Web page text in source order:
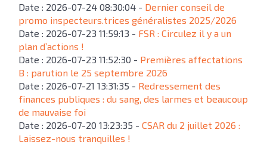
Date : 2026-07-24 08:30:04 - Dernier conseil de
promo inspecteurs.trices généralistes 2025/2026
Date : 2026-07-23 11:59:13 - FSR : Circulez il y a un
plan d’actions !
Date : 2026-07-23 11:52:30 - Premières affectations
B : parution le 25 septembre 2026
Date : 2026-07-21 13:31:35 - Redressement des
finances publiques : du sang, des larmes et beaucoup
de mauvaise foi
Date : 2026-07-20 13:23:35 - CSAR du 2 juillet 2026 :
Laissez-nous tranquilles !